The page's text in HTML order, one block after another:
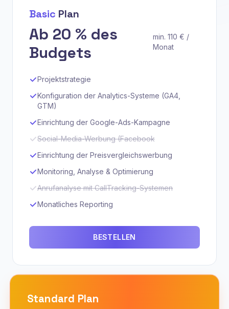
Basic Plan
Ab 20 % des
Budgets
min. 110 € /
Monat
Projektstrategie
Konfiguration der Analytics-Systeme (GA4,
GTM)
Einrichtung der Google-Ads-Kampagne
Social-Media-Werbung (Facebook
Einrichtung der Preisvergleichswerbung
Monitoring, Analyse & Optimierung
Anrufanalyse mit CallTracking-Systemen
Monatliches Reporting
BESTELLEN
Standard Plan